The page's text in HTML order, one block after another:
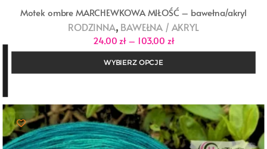
Motek ombre MARCHEWKOWA MIŁOŚĆ – bawełna/akryl
RODZINNA, BAWEŁNA / AKRYL
24,00 zł – 103,00 złZakres
cen:
do
WYBIERZ OPCJE